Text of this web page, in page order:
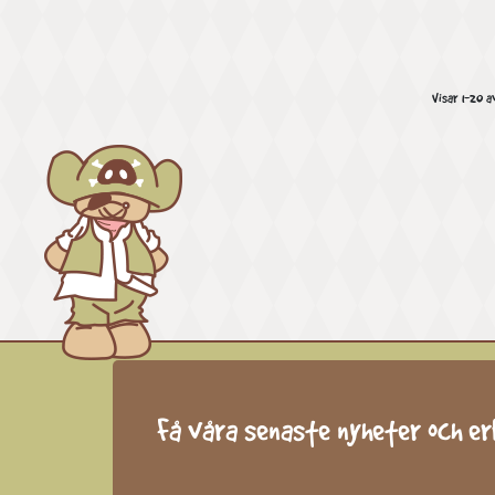
Visar 1-20
Få våra senaste nyheter och